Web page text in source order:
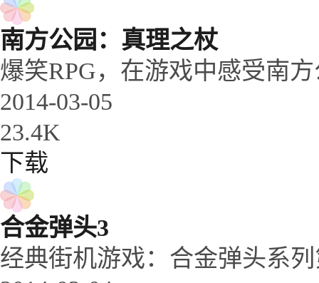
南方公园：真理之杖
爆笑RPG，在游戏中感受南
2014-03-05
23.4K
下载
合金弹头3
经典街机游戏：合金弹头系